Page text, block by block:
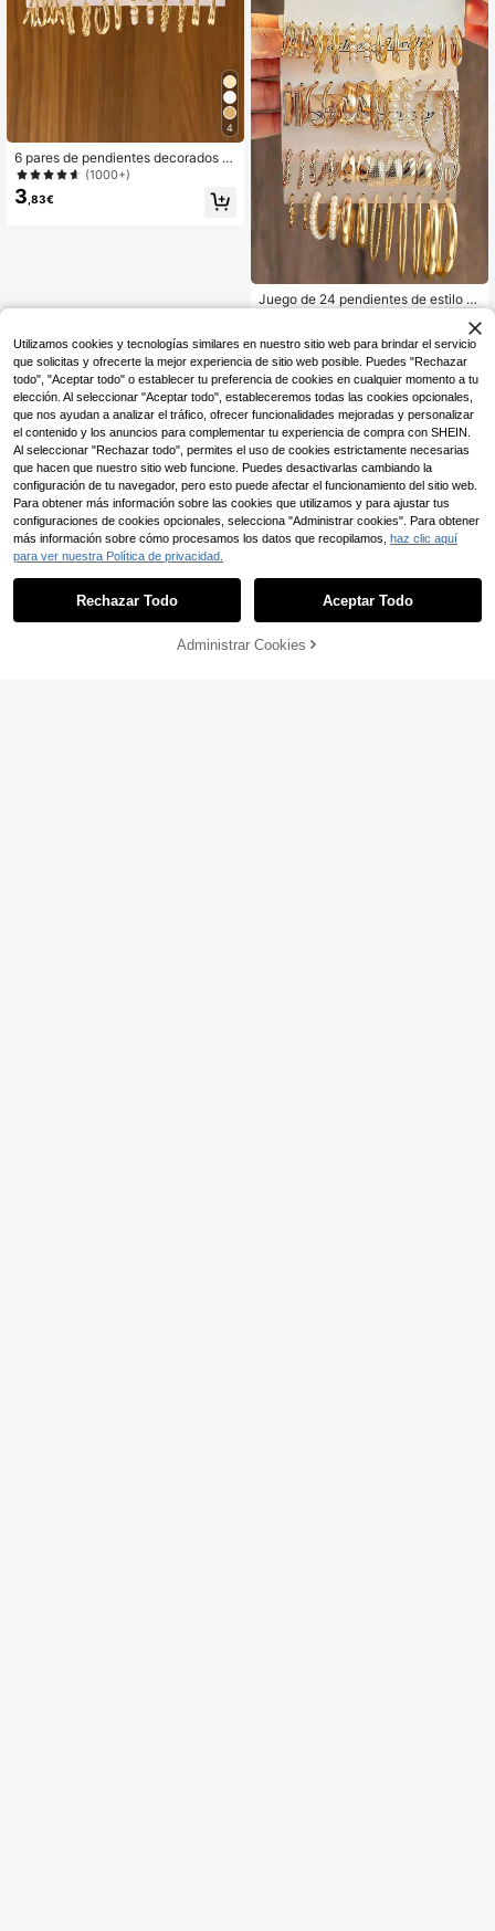
4
6 pares de pendientes decorados c
on perlas falsas, aptos para uso diar
io
(1000+)
3 ,83€
Juego de 24 pendientes de estilo b
dientes de perlas falsas y pendiente
s en forma de C, adecuados para us
o diario, fiestas y regalos festivos
AÑADIR A LA BOLSA
Utilizamos cookies y tecnologías similares en nuestro sitio web para brindar el servicio
que solicitas y ofrecerte la mejor experiencia de sitio web posible. Puedes "Rechazar
todo", "Aceptar todo" o establecer tu preferencia de cookies en cualquier momento a tu
elección. Al seleccionar "Aceptar todo", estableceremos todas las cookies opcionales,
que nos ayudan a analizar el tráfico, ofrecer funcionalidades mejoradas y personalizar
el contenido y los anuncios para complementar tu experiencia de compra con SHEIN.
Al seleccionar "Rechazar todo", permites el uso de cookies estrictamente necesarias
que hacen que nuestro sitio web funcione. Puedes desactivarlas cambiando la
configuración de tu navegador, pero esto puede afectar el funcionamiento del sitio web.
Para obtener más información sobre las cookies que utilizamos y para ajustar tus
configuraciones de cookies opcionales, selecciona "Administrar cookies". Para obtener
más información sobre cómo procesamos los datos que recopilamos, haz clic aquí
para ver nuestra Política de privacidad.
Rechazar Todo Aceptar Todo
Administrar Cookies